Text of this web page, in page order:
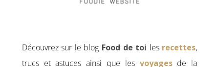
Découvrez sur le blog Food de toi les recettes,
trucs et astuces ainsi que les voyagesde la